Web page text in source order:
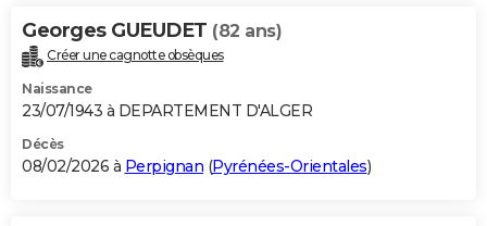
Georges GUEUDET (82 ans)
Créer une cagnotte obsèques
Naissance
23/07/1943 à DEPARTEMENT D'ALGER
Décès
08/02/2026 à Perpignan (Pyrénées-Orientales)